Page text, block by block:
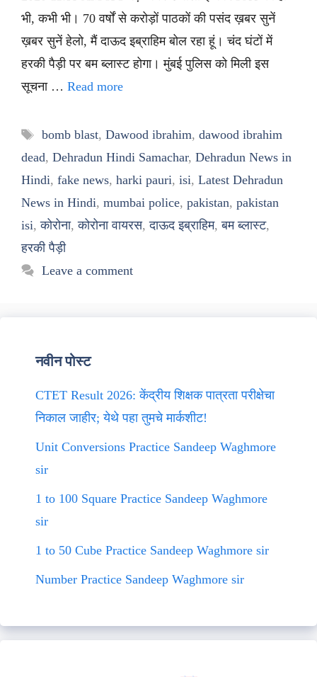
भी, कभी भी। 70 वर्षों से करोड़ों पाठकों की पसंद ख़बर सुनें
ख़बर सुनें हेलो, मैं दाऊद इब्राहिम बोल रहा हूं। चंद घंटों में
हरकी पैड़ी पर बम ब्लास्ट होगा। मुंबई पुलिस को मिली इस
सूचना … Read more
Tags
bomb blast, Dawood ibrahim, dawood ibrahim
dead, Dehradun Hindi Samachar, Dehradun News in
Hindi, fake news, harki pauri, isi, Latest Dehradun
News in Hindi, mumbai police, pakistan, pakistan
isi,कोरोना,कोरोना वायरस,दाऊद इब्राहिम,बम ब्लास्ट,
हरकी पैड़ी
Leave a comment
नवीन पोस्ट
CTET Result 2026: केंद्रीय शिक्षक पात्रता परीक्षेचा
निकाल जाहीर; येथे पहा तुमचे मार्कशीट!
Unit Conversions Practice Sandeep Waghmore
sir
1 to 100 Square Practice Sandeep Waghmore
sir
1 to 50 Cube Practice Sandeep Waghmore sir
Number Practice Sandeep Waghmore sir